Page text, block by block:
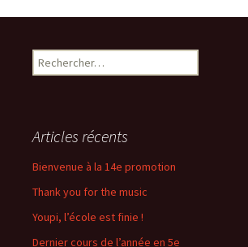
Rechercher :
Articles récents
Bienvenue à la 14e promotion
Thank you for the music
Youpi, l’école est finie !
Dernier cours de l’année en 5e